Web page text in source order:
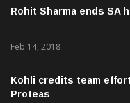
Rohit Sharma ends SA
Feb 14, 2018
Kohli credits team
Proteas